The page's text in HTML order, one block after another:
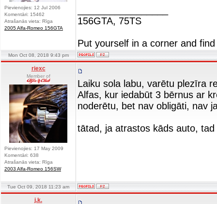
Pievienojies: 12 Jul 2006
Komentāri: 15462
Atrašanās vieta: Rīga
2005 Alfa-Romeo 156GTA
156GTA, 75TS
Put yourself in a corner and
Mon Oct 08, 2018 9:43 pm
riexc
Member of
Pievienojies: 17 May 2009
Komentāri: 638
Atrašanās vieta: Rīga
2003 Alfa-Romeo 156SW
Laiku sola labu, varētu plezīra
Alfas, kur iedabūt 3 bērnus ar
noderētu, bet nav obligāti, nav
tātad, ja atrastos kāds auto,
Tue Oct 09, 2018 11:23 am
j.k.